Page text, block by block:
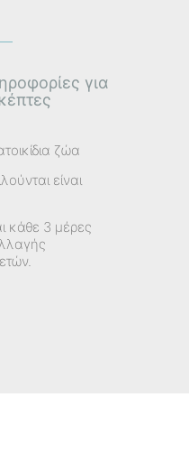
για
ζώα
είναι
κάθε 3 μέρες